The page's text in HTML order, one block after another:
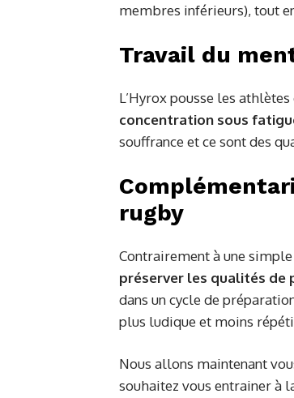
membres inférieurs), tout
Travail du
L’Hyrox pousse les
concentration sous
souffrance et ce sont des
rugby
Contrairement à une
préserver les qualités de
dans un cycle de
plus ludique et moins
Nous allons maintenant
souhaitez vous entrainer à